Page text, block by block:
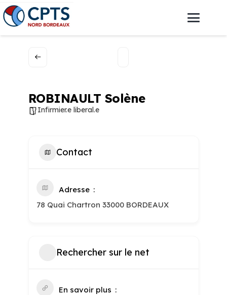
ROBINAULT Solène
Infirmier.e liberal.e
Contact
Adresse
78 Quai Chartron 33000 BORDEAUX
Rechercher sur le net
En savoir plus